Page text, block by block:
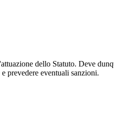
dello Statuto. Deve
prevedere eventuali sanzioni.